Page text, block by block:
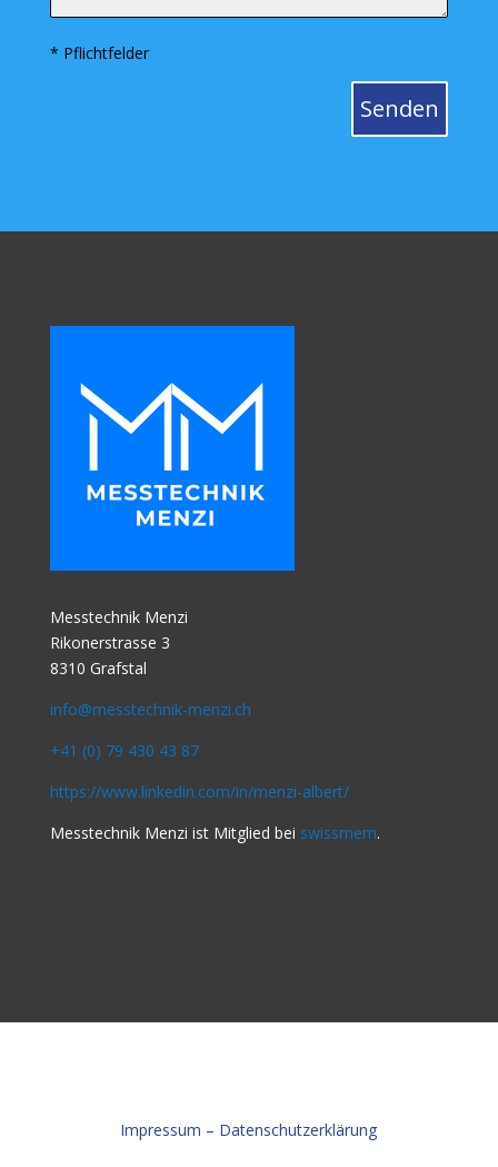
* Pflichtfelder
Messtechnik Menzi
Rikonerstrasse 3
8310 Grafstal
info@messtechnik-menzi.ch
+41 (0) 79 430 43 87
https://www.linkedin.com/in/menzi-albert/
Messtechnik Menzi ist Mitglied bei swissmem.
Impressum – Datenschutzerklärung